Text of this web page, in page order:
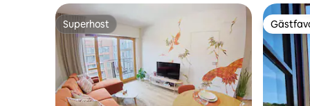
Superhost
Superhost